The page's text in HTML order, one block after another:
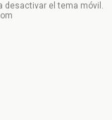
desactivar el tema móvil.